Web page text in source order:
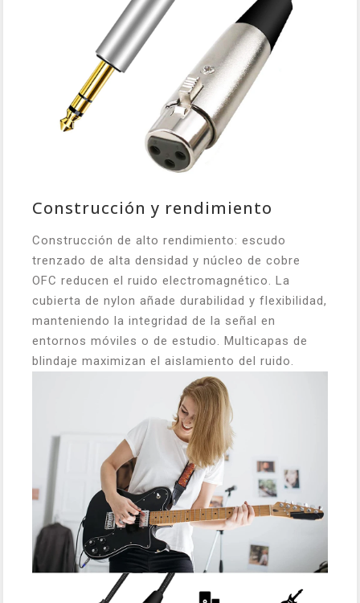
Construcción y rendimiento
Construcción de alto rendimiento: escudo
trenzado de alta densidad y núcleo de cobre
OFC reducen el ruido electromagnético. La
cubierta de nylon añade durabilidad y flexibilidad,
manteniendo la integridad de la señal en
entornos móviles o de estudio. Multicapas de
blindaje maximizan el aislamiento del ruido.